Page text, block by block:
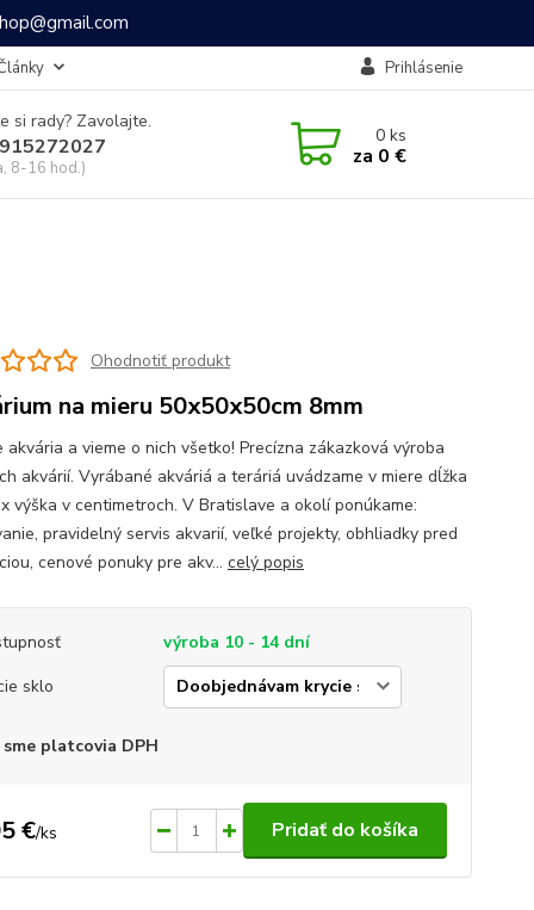
Prihlásenie
si rady? Zavolajte.
8-16 hod.)
0ks
za 0 €
Ohodnotiť produkt
na mieru 50x50x50cm 8mm
akvária a vieme o nich všetko! Precízna zákazková výroba
akvárií. Vyrábané akváriá a teráriá uvádzame v miere dĺžka
výška v centimetroch. V Bratislave a okolí ponúkame:
pravidelný servis akvarií, veľké projekty, obhliadky pred
cenové ponuky pre akv... celý popis
výroba 10 - 14 dní
sklo
sme platcovia DPH
€/ks Pridať do košíka